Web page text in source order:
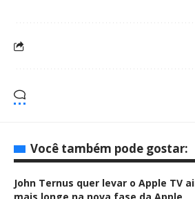
Você também pode gostar:
John Ternus quer levar o Apple TV
mais longe na nova fase da Apple